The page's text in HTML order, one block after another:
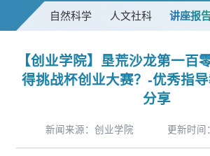
自然科学 人文社科 讲座报
【创业学院】垦荒沙龙第一百
得挑战杯创业大赛？-优秀指
分享
新闻来源：创业学院 更新时